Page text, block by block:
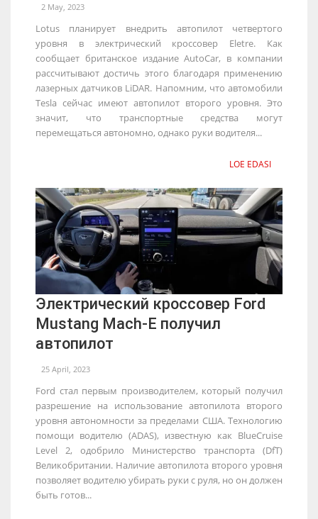
2 May, 2023
Lotus планирует внедрить автопилот четвертого
уровня в электрический кроссовер Eletre. Как
сообщает британское издание AutoCar, в компании
рассчитывают достичь этого благодаря применению
лазерных датчиков LiDAR. Напомним, что автомобили
Tesla сейчас имеют автопилот второго уровня. Это
значит, что транспортные средства могут
перемещаться автономно, однако руки водителя...
LOE EDASI
Электрический кроссовер Ford
Mustang Mach-E получил
автопилот
25 April, 2023
Ford стал первым производителем, который получил
разрешение на использование автопилота второго
уровня автономности за пределами США. Технологию
помощи водителю (ADAS), известную как BlueCruise
Level 2, одобрило Министерство транспорта (DfT)
Великобритании. Наличие автопилота второго уровня
позволяет водителю убирать руки с руля, но он должен
быть готов...